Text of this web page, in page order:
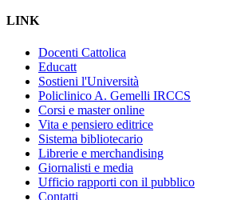
LINK
Docenti Cattolica
Educatt
Sostieni l'Università
Policlinico A. Gemelli IRCCS
Corsi e master online
Vita e pensiero editrice
Sistema bibliotecario
Librerie e merchandising
Giornalisti e media
Ufficio rapporti con il pubblico
Contatti